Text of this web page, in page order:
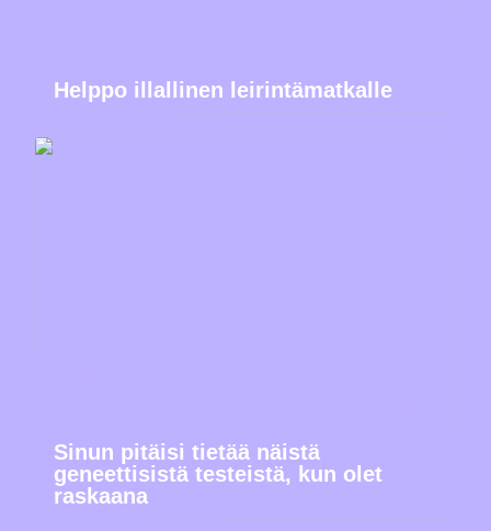
Helppo illallinen leirintämatkalle
Sinun pitäisi tietää näistä
geneettisistä testeistä, kun olet
raskaana